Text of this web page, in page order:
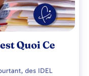
Quoi Ce
des IDEL